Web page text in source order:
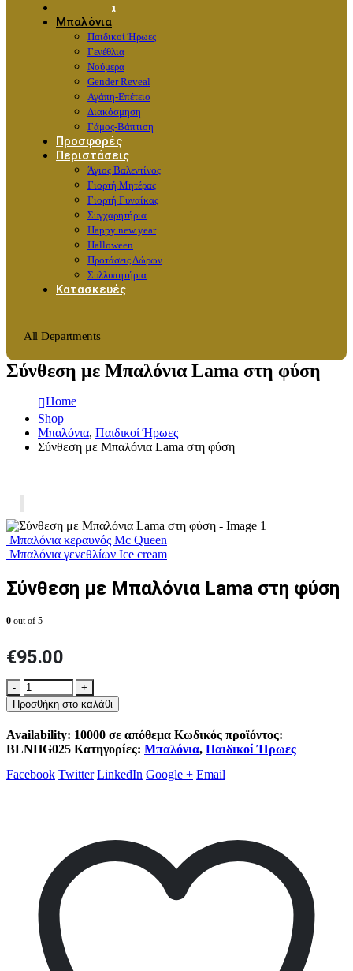
Λουλούδια
Μπαλόνια
Παιδικοί Ήρωες
Γενέθλια
Νούμερα
Gender Reveal
Αγάπη-Επέτειο
Διακόσμηση
Γάμος-Βάπτιση
Προσφορές
Περιστάσεις
Άγιος Βαλεντίνος
Γιορτή Μητέρας
Γιορτή Γυναίκας
Συγχαρητήρια
Happy new year
Halloween
Προτάσεις Δώρων
Συλλυπητήρια
Κατασκευές
All Departments
Σύνθεση με Μπαλόνια Lama στη φύση
Home
Shop
Μπαλόνια, Παιδικοί Ήρωες
Σύνθεση με Μπαλόνια Lama στη φύση
Μπαλόνια κεραυνός Mc Queen
Μπαλόνια γενεθλίων Ice cream
Σύνθεση με Μπαλόνια Lama στη φύση
0 out of 5
€95.00
-
+
Προσθήκη στο καλάθι
Availability: 10000 σε απόθεμα Κωδικός προϊόντος:
BLNHG025 Κατηγορίες: Μπαλόνια, Παιδικοί Ήρωες
Facebook Twitter LinkedIn Google + Email